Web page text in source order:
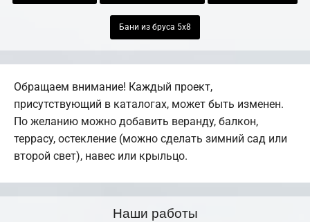
Бани из бруса 5х8
Обращаем внимание! Каждый проект,
присутствующий в каталогах, может быть изменен.
По желанию можно добавить веранду, балкон,
террасу, остекление (можно сделать зимний сад или
второй свет), навес или крыльцо.
Наши работы